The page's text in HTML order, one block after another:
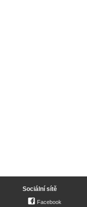
Sociální sítě
Facebook